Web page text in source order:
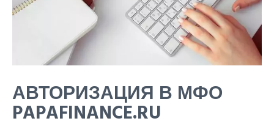
АВТОРИЗАЦИЯ В МФО
PAPAFINANCE.RU